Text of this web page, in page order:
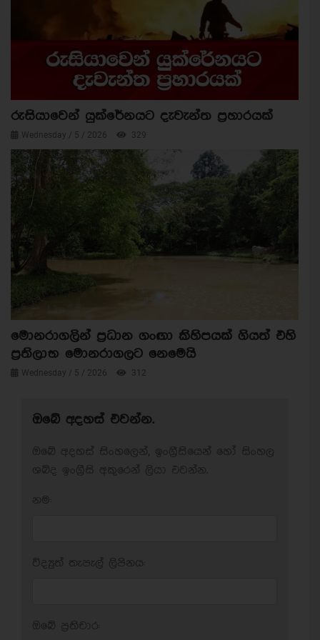
රුසියාවෙන් යුක්රේනයට දැවැන්ත ප්‍රහාරයක්
Wednesday / 5 / 2026 329
මොනරාගලින් ප්‍රධාන ගංඟා කිහිපයක් ගියත් එහි
ප්‍රතිලාභ මොනරාගලට නෙමෙයි
Wednesday / 5 / 2026 312
ඔබේ අදහස් එවන්න.